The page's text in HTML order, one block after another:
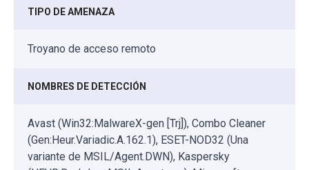
TIPO DE AMENAZA
Troyano de acceso remoto
NOMBRES DE DETECCIÓN
Avast (Win32:MalwareX-gen [Trj]), Combo Cleaner
(Gen:Heur.Variadic.A.162.1), ESET-NOD32 (Una
variante de MSIL/Agent.DWN), Kaspersky